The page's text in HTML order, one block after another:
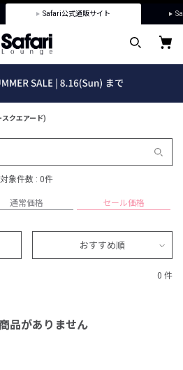
Safari公式通販サイト
スクエアード)
対象件数 : 0件
通常価格 セール価格
おすすめ順
0 件
品がありません